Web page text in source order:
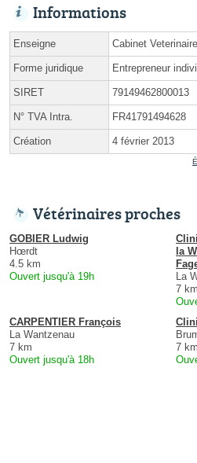
Informations
Enseigne Cabinet
Forme juridique Entrepreneur
SIRET 79149462800013
N° TVA Intra. FR41791494628
Création 4 février 2013
Vétérinaires proches
GOBIER Ludwig
Hœrdt
4.5 km
Ouvert jusqu'à 19h
la
La
7 km
CARPENTIER François
La Wantzenau
7 km
Ouvert jusqu'à 18h
7 km